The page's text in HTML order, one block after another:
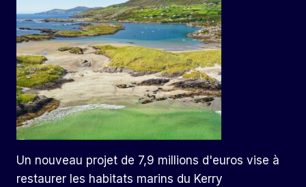
Un nouveau projet de 7,9 millions d'euros vise à
restaurer les habitats marins du Kerry